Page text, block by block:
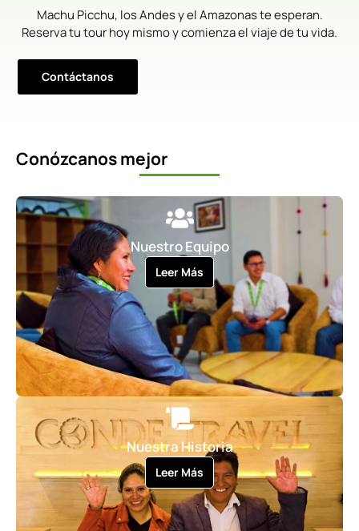
Machu Picchu, los Andes y el Amazonas te esperan.
Reserva tu tour hoy mismo y comienza el viaje de tu vida.
Contáctanos
Conózcanos mejor
Nuestro Equipo
Leer Más
Nuestra Historia
Leer Más